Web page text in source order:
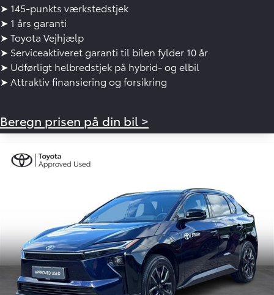
➤ 145-punkts værkstedstjek
➤ 1 års garanti
➤ Toyota Vejhjælp
➤ Serviceaktiveret garanti til bilen fylder 10 år
➤ Udførligt helbredstjek på hybrid- og elbil
➤ Attraktiv finansiering og forsikring
Beregn prisen på din bil >